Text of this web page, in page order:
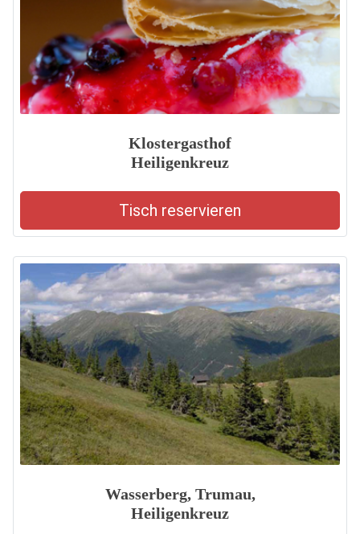
Klostergasthof
Heiligenkreuz
Tisch reservieren
Wasserberg, Trumau,
Heiligenkreuz